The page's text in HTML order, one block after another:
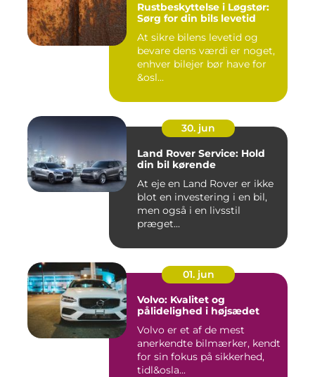
Rustbeskyttelse i Løgstør:
Sørg for din bils levetid
At sikre bilens levetid og
bevare dens værdi er noget,
enhver bilejer bør have for
&osl...
30. jun
Land Rover Service: Hold
din bil kørende
At eje en Land Rover er ikke
blot en investering i en bil,
men også i en livsstil
præget...
01. jun
Volvo: Kvalitet og
pålidelighed i højsædet
Volvo er et af de mest
anerkendte bilmærker, kendt
for sin fokus på sikkerhed,
tidl&osla...